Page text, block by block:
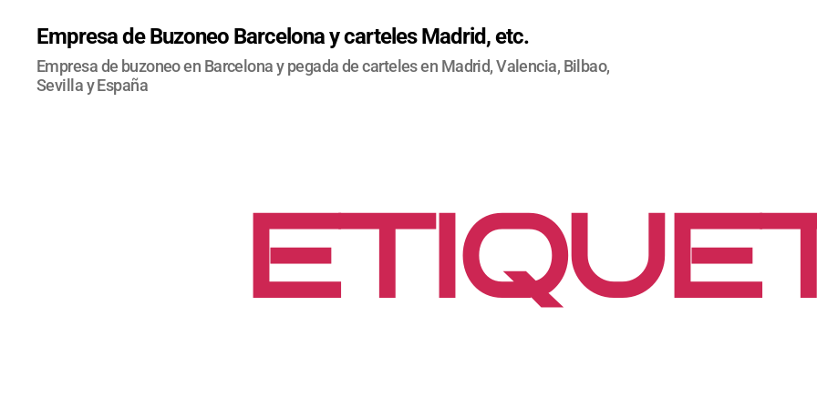
Empresa de Buzoneo Barcelona y carteles Madrid, etc.
Empresa de buzoneo en Barcelona y pegada de carteles en Madrid, Valencia, Bilbao,
Sevilla y España